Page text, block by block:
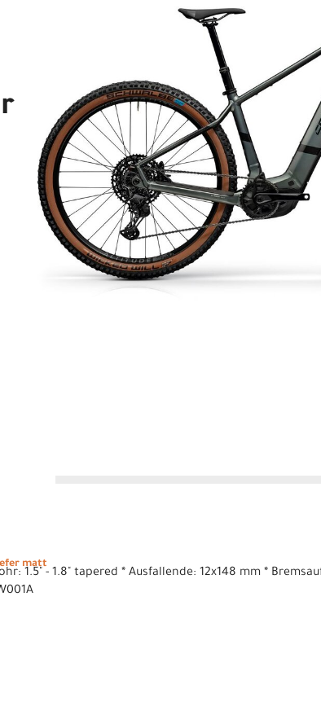
matt
1.5" - 1.8" tapered * Ausfallende: 12x148 mm *